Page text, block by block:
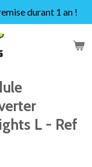
durant 1 an !
L - Ref